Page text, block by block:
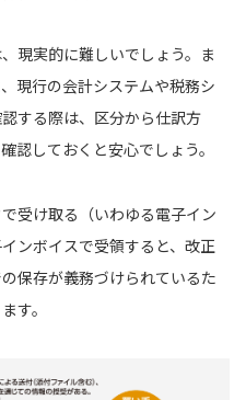
現実的に難しいでしょう。ま
現行の会計システムや税務シ
する際は、区分から仕訳方
認しておくと安心でしょう。
受け取る（いわゆる電子イン
ンボイスで受領すると、改正
保存が義務づけられているた
す。